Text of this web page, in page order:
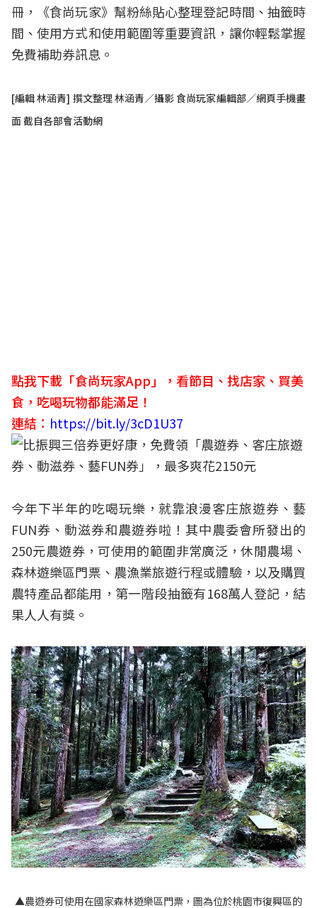
冊，《食尚玩家》幫粉絲貼心整理登記時間、抽籤時
間、使用方式和使用範圍等重要資訊，讓你輕鬆掌握
免費補助券訊息。
[編輯 林涵青] 撰文整理 林涵青／攝影 食尚玩家編輯部／網頁手機畫
面 截自各部會活動網
點我下載「食尚玩家App」，看節目、找店家、買美
食，吃喝玩物都能滿足！
連結： https://bit.ly/3cD1U37
今年下半年的吃喝玩樂，就靠浪漫客庄旅遊券、藝
FUN券、動滋券和農遊券啦！其中農委會所發出的
250元農遊券，可使用的範圍非常廣泛，休閒農場、
森林遊樂區門票、農漁業旅遊行程或體驗，以及購買
農特產品都能用，第一階段抽籤有168萬人登記，結
果人人有獎。
▲農遊券可使用在國家森林遊樂區門票，圖為位於桃園市復興區的